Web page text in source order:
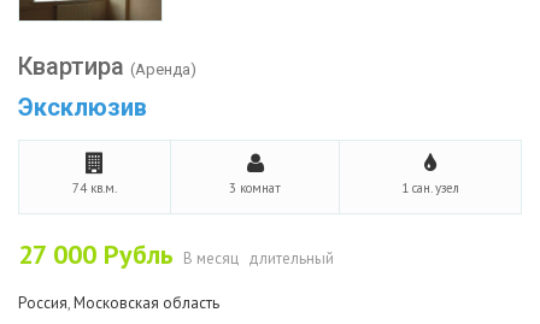
Квартира (Аренда)
Эксклюзив
74 кв.м. 3 комнат 1 сан. узел
27 000 Рубль В месяц длительный
Россия,Московская область